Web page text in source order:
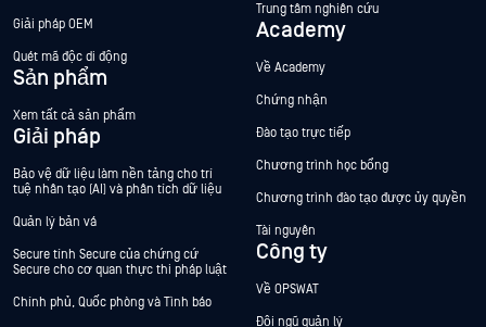
Giải pháp OEM
Quét mã độc di động
Sản phẩm
Xem tất cả sản phẩm
Giải pháp
Bảo vệ dữ liệu làm nền tảng cho trí
tuệ nhân tạo (AI) và phân tích dữ liệu
Quản lý bản vá
Secure tính Secure của chứng cứ
Secure cho cơ quan thực thi pháp luật
Chính phủ, Quốc phòng và Tình báo
Trung tâm nghiên cứu
Academy
Về Academy
Chứng nhận
Đào tạo trực tiếp
Chương trình học bổng
Chương trình đào tạo được ủy quyền
Tài nguyên
Công ty
Về OPSWAT
Đội ngũ quản lý